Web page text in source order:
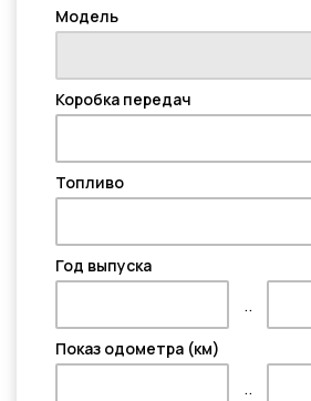
Модель
Коробка передач
Топливо
Год выпуска
..
Показ одометра (км)
..